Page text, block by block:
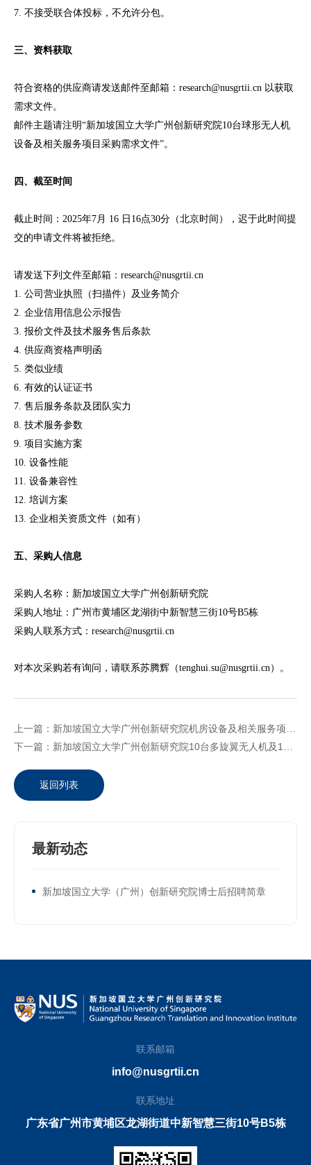
7. 不接受联合体投标，不允许分包。
三、资料获取
符合资格的供应商请发送邮件至邮箱：research@nusgrtii.cn 以获取
需求文件。
邮件主题请注明“新加坡国立大学广州创新研究院10台球形无人机
设备及相关服务项目采购需求文件”。
四、截至时间
截止时间：2025年7月 16 日16点30分（北京时间），迟于此时间提
交的申请文件将被拒绝。
请发送下列文件至邮箱：research@nusgrtii.cn
1. 公司营业执照（扫描件）及业务简介
2. 企业信用信息公示报告
3. 报价文件及技术服务售后条款
4. 供应商资格声明函
5. 类似业绩
6. 有效的认证证书
7. 售后服务条款及团队实力
8. 技术服务参数
9. 项目实施方案
10. 设备性能
11. 设备兼容性
12. 培训方案
13. 企业相关资质文件（如有）
五、采购人信息
采购人名称：新加坡国立大学广州创新研究院
采购人地址：广州市黄埔区龙湖街中新智慧三街10号B5栋
采购人联系方式：research@nusgrtii.cn
对本次采购若有询问，请联系苏腾辉（tenghui.su@nusgrtii.cn）。
返回列表
最新动态
新加坡国立大学（广州）创新研究院博士后招聘简章
联系邮箱
info@nusgrtii.cn
联系地址
广东省广州市黄埔区龙湖街道中新智慧三街10号B5栋